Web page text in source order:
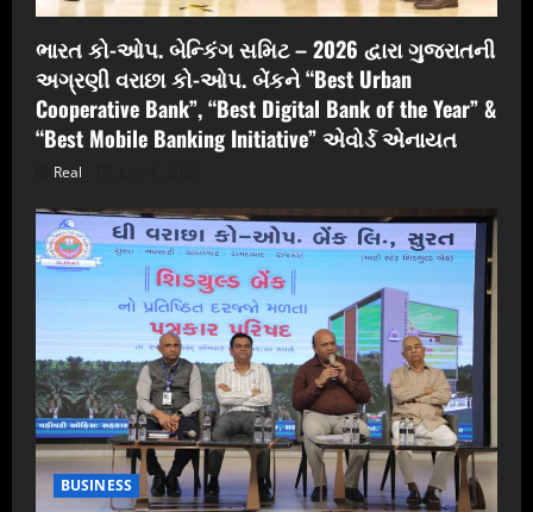
ભારત કો-ઓપ. બેન્કિંગ સમિટ – 2026 દ્વારા ગુજરાતની
અગ્રણી વરાછા કો-ઓપ. બેંકને “Best Urban
Cooperative Bank”, “Best Digital Bank of the Year” &
“Best Mobile Banking Initiative” એવોર્ડ એનાયત
Real
BUSINESS